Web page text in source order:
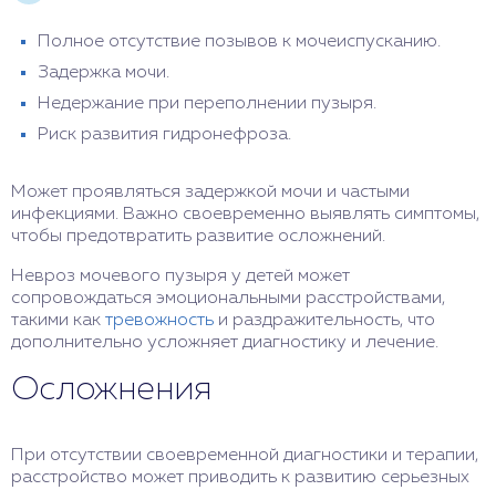
Полное отсутствие позывов к мочеиспусканию.
Задержка мочи.
Недержание при переполнении пузыря.
Риск развития гидронефроза.
Может проявляться задержкой мочи и частыми
инфекциями. Важно своевременно выявлять симптомы,
чтобы предотвратить развитие осложнений.
Невроз мочевого пузыря у детей может
сопровождаться эмоциональными расстройствами,
такими как тревожность и раздражительность, что
дополнительно усложняет диагностику и лечение.
Осложнения
При отсутствии своевременной диагностики и терапии,
расстройство может приводить к развитию серьезных